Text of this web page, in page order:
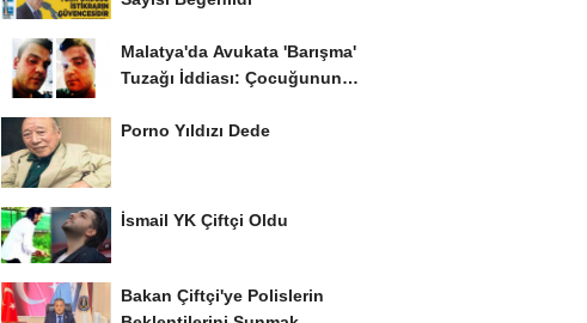
Malatya'da Avukata 'Barışma'
Tuzağı İddiası: Çocuğunun
Porno Yıldızı Dede
İsmail YK Çiftçi Oldu
Bakan Çiftçi'ye Polislerin